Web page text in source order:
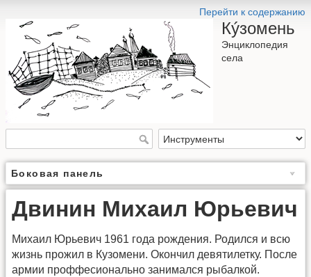
Перейти к содержанию
Кýзомень
Энциклопедия
села
Боковая панель
Двинин Михаил Юрьевич
Михаил Юрьевич 1961 года рождения. Родился и всю
жизнь прожил в Кузомени. Окончил девятилетку. После
армии проффесионально занимался рыбалкой.